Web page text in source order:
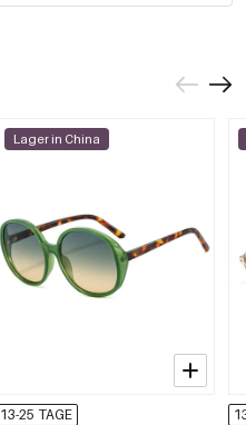
Lager in China
13-25 TAGE